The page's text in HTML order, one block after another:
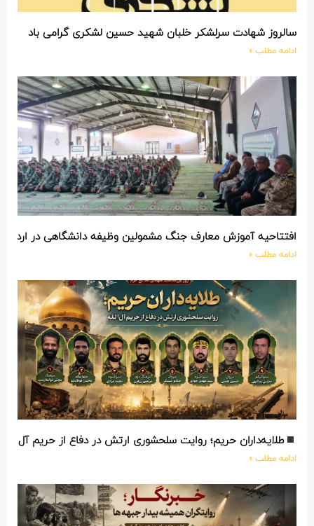
سالروز شهادت سرلشکر خلبان شهید حسین لشکری گرامی باد
ادامه مطلب »
افتتاحیه آموزش معارف جنگ مشمولین وظیفه دانشگاهی در
ادامه مطلب »
طلایه‌داران حریم؛ روایت سلحشوری ارتش در دفاع از حریم آل‌الله
ادامه مطلب »